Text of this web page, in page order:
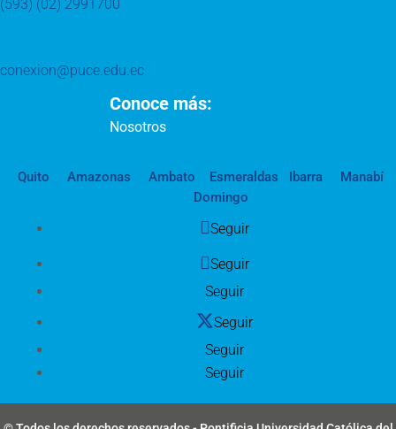
(593) (02) 2991700
conexion@puce.edu.ec
Conoce más:
Nosotros
Quito Amazonas Ambato Esmeraldas Ibarra
Manabí
Domingo
Seguir
Seguir
Seguir
Seguir
Seguir
Seguir